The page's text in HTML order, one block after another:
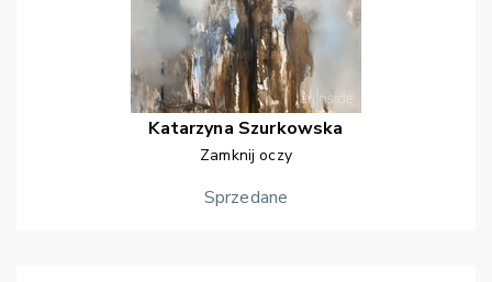
Katarzyna Szurkowska
Zamknij oczy
Sprzedane